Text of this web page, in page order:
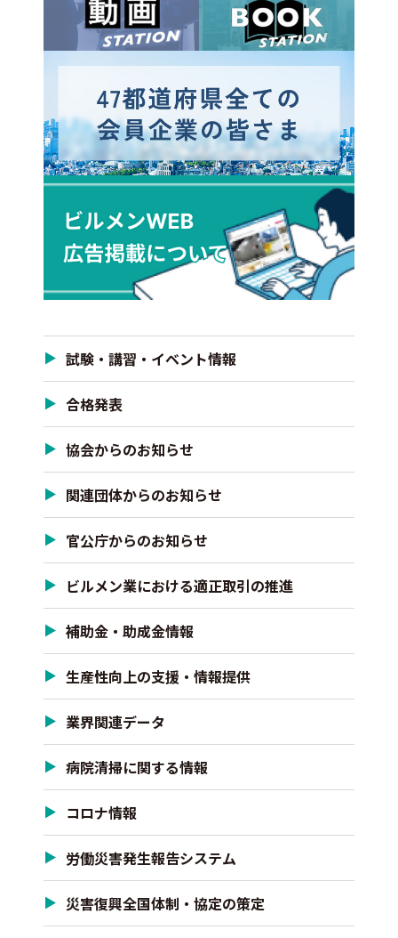
試験・講習・イベント情報
合格発表
協会からのお知らせ
関連団体からのお知らせ
官公庁からのお知らせ
ビルメン業における適正取引の推進
補助金・助成金情報
生産性向上の支援・情報提供
業界関連データ
病院清掃に関する情報
コロナ情報
労働災害発生報告システム
災害復興全国体制・協定の策定